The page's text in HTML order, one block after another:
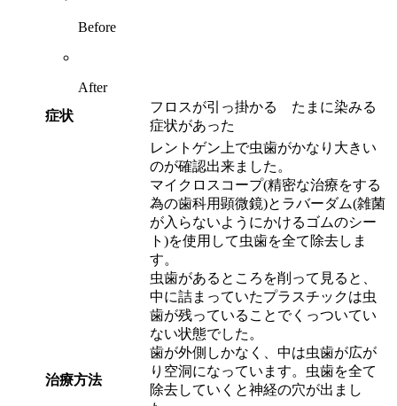
Before
After
症状
フロスが引っ掛かる たまに染みる
症状があった
治療方法
レントゲン上で虫歯がかなり大きい
のが確認出来ました。
マイクロスコープ(精密な治療をする
為の歯科用顕微鏡)とラバーダム(雑菌
が入らないようにかけるゴムのシー
ト)を使用して虫歯を全て除去しま
す。
虫歯があるところを削って見ると、
中に詰まっていたプラスチックは虫
歯が残っていることでくっついてい
ない状態でした。
歯が外側しかなく、中は虫歯が広が
り空洞になっています。虫歯を全て
除去していくと神経の穴が出まし